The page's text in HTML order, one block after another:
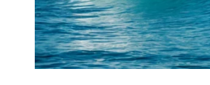
기술지원